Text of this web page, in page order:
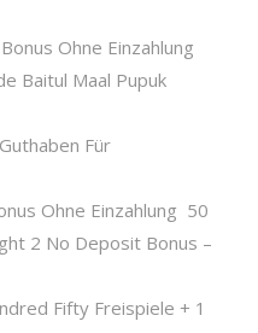
Ohne Einzahlung
Baitul Maal Pupuk
Für
Ohne Einzahlung ️ 50
2 No Deposit Bonus –
Fifty Freispiele + 1